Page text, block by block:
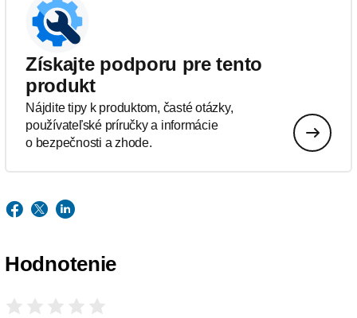
Získajte podporu pre tento
produkt
Nájdite tipy k produktom, časté otázky,
používateľské príručky a informácie
o bezpečnosti a zhode.
Hodnotenie